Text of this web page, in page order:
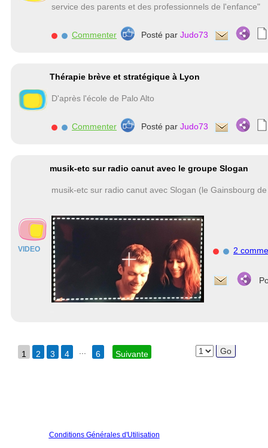
service des parents et des professionnels de l'enfance"
Commenter Posté par Judo73
Thérapie brève et stratégique à Lyon
D'après l'école de Palo Alto
Commenter Posté par Judo73
VIDEO
musik-etc sur radio canut avec le groupe Slogan
musik-etc sur radio canut avec Slogan (le Gainsbourg
2
1 2 3 4 6 Suivante
Conditions Générales d'Utilisation